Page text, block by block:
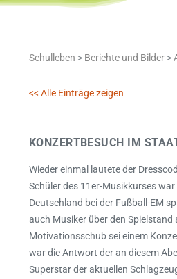
Schulleben > Berichte und Bilder>
<< Alle Einträge zeigen
KONZERTBESUCH IM
Wieder einmal lautete der
Schüler des 11er-Musikkurses
Deutschland bei der Fußball-EM
auch Musiker über den
Motivationsschub sei einem
war die Antwort der an diesem
Superstar der aktuellen